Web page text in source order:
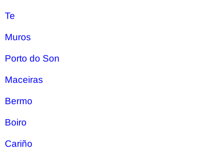
Te
Muros
Porto do Son
Maceiras
Bermo
Boiro
Cariño